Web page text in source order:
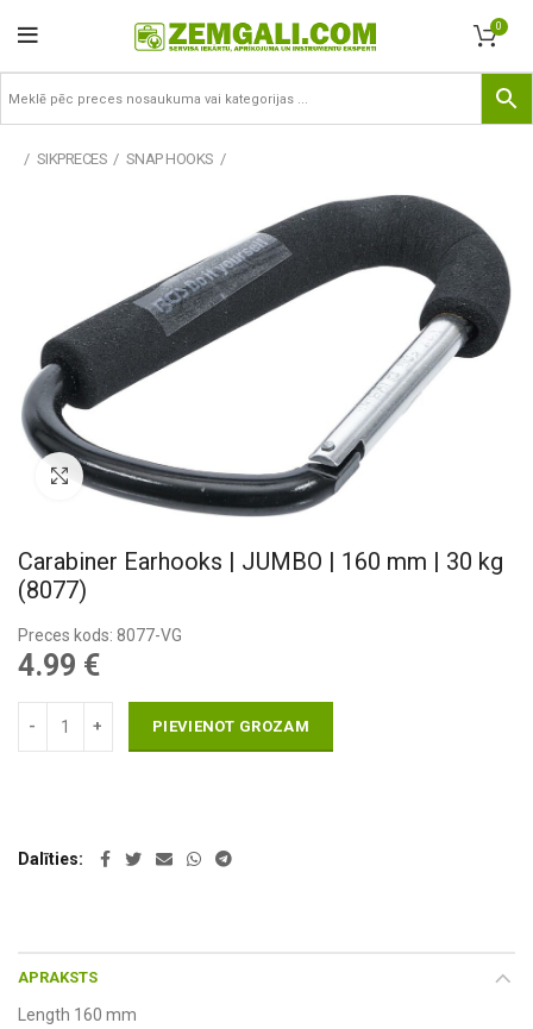
0
SIKPRECES SNAP HOOKS
Pietuvināt
Carabiner Earhooks | JUMBO | 160 mm | 30 kg
(8077)
Preces kods: 8077-VG
4.99 €
PIEVIENOT GROZAM
Dalīties
APRAKSTS
Length 160 mm